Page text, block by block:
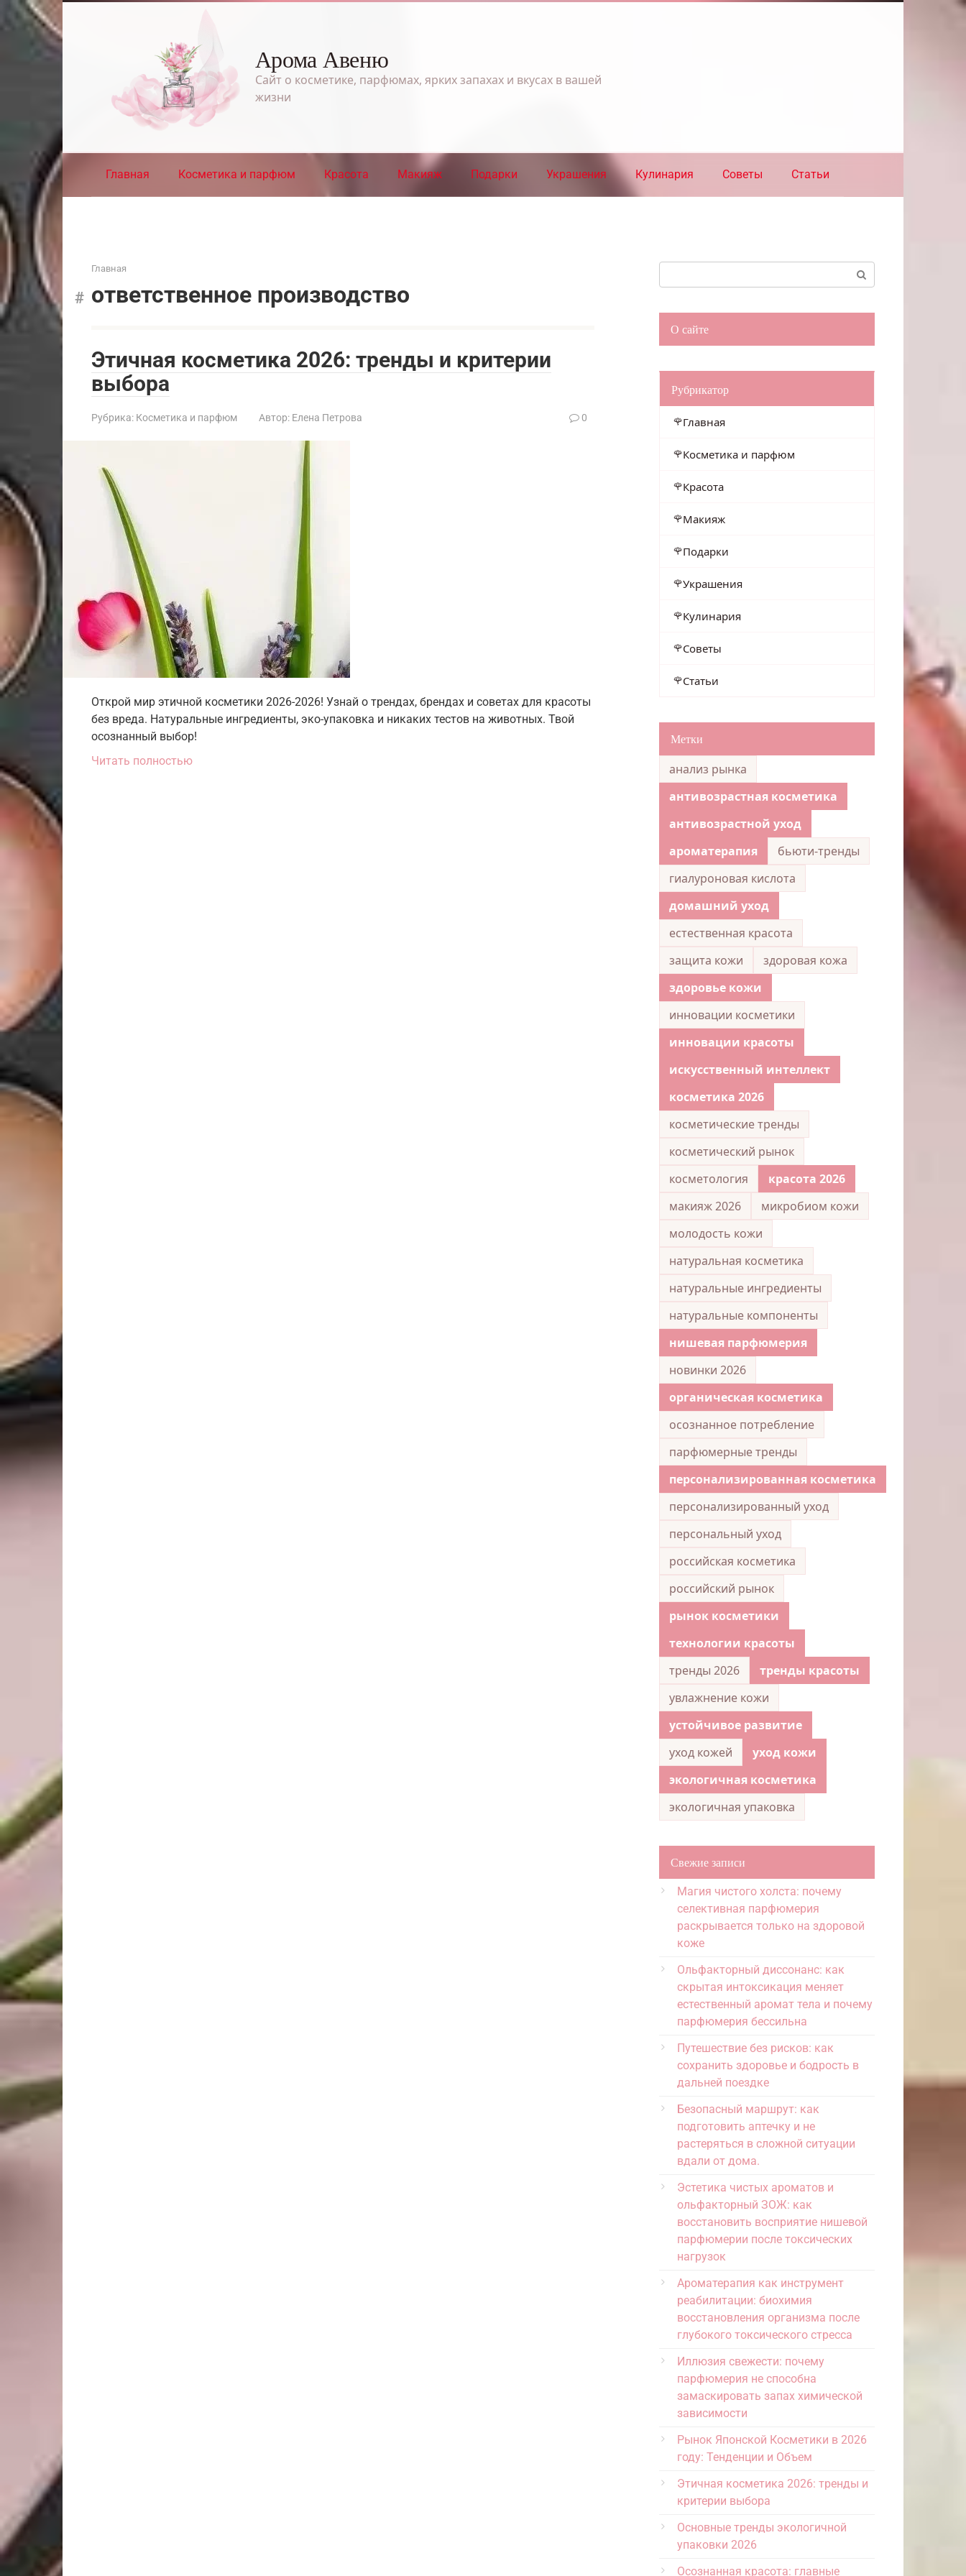
Перейти
к
контенту
Арома Авеню
Сайт о косметике, парфюмах, ярких запахах и вкусах в вашей
жизни
Главная Косметика и парфюм Красота Макияж Подарки Украшения Кулинария Советы Статьи
Главная
ответственное производство
Этичная косметика 2026: тренды и критерии
выбора
Рубрика: Косметика и парфюм Автор: Елена Петрова 0
Открой мир этичной косметики 2026-2026! Узнай о трендах, брендах и советах для красоты
без вреда. Натуральные ингредиенты, эко-упаковка и никаких тестов на животных. Твой
осознанный выбор!
Читать полностью
О сайте
Рубрикатор
Главная
Косметика и парфюм
Красота
Макияж
Подарки
Украшения
Кулинария
Советы
Статьи
Метки
анализ рынка
антивозрастная косметика
антивозрастной уход
ароматерапия
бьюти-тренды
гиалуроновая кислота
домашний уход
естественная красота
защита кожи
здоровая кожа
здоровье кожи
инновации косметики
инновации красоты
искусственный интеллект
косметика 2026
косметические тренды
косметический рынок
косметология
красота 2026
макияж 2026
микробиом кожи
молодость кожи
натуральная косметика
натуральные ингредиенты
натуральные компоненты
нишевая парфюмерия
новинки 2026
органическая косметика
осознанное потребление
парфюмерные тренды
персонализированная косметика
персонализированный уход
персональный уход
российская косметика
российский рынок
рынок косметики
технологии красоты
тренды 2026
тренды красоты
увлажнение кожи
устойчивое развитие
уход кожей
уход кожи
экологичная косметика
экологичная упаковка
Свежие записи
Магия чистого холста: почему
селективная парфюмерия
раскрывается только на здоровой
коже
Ольфакторный диссонанс: как
скрытая интоксикация меняет
естественный аромат тела и почему
парфюмерия бессильна
Путешествие без рисков: как
сохранить здоровье и бодрость в
дальней поездке
Безопасный маршрут: как
подготовить аптечку и не
растеряться в сложной ситуации
вдали от дома.
Эстетика чистых ароматов и
ольфакторный ЗОЖ: как
восстановить восприятие нишевой
парфюмерии после токсических
нагрузок
Ароматерапия как инструмент
реабилитации: биохимия
восстановления организма после
глубокого токсического стресса
Иллюзия свежести: почему
парфюмерия не способна
замаскировать запах химической
зависимости
Рынок Японской Косметики в 2026
году: Тенденции и Объем
Этичная косметика 2026: тренды и
критерии выбора
Основные тренды экологичной
упаковки 2026
Осознанная красота: главные